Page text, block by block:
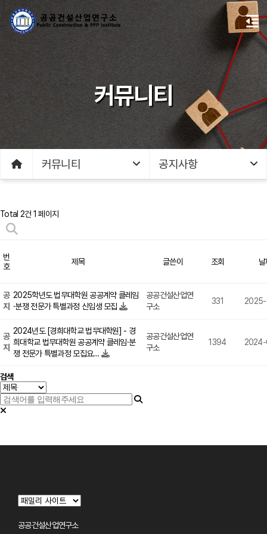
커뮤니티
커뮤니티 공지사항
Total 2건 1 페이지
번
호
제목 글쓴이 조회
공
지
2025학년도 법무대학원 공공계약 클레임
·분쟁 전문가 특별과정 신입생 모집
공공건설산업연
구소
331
공
지
2024년도 [경희대학교 법무대학원] - 경
희대학교 법무대학원 공공계약 클레임·분
쟁 전문가 특별과정 모집요…
공공건설산업연
구소
1394
검색
사이트 정보
공공건설산업연구소